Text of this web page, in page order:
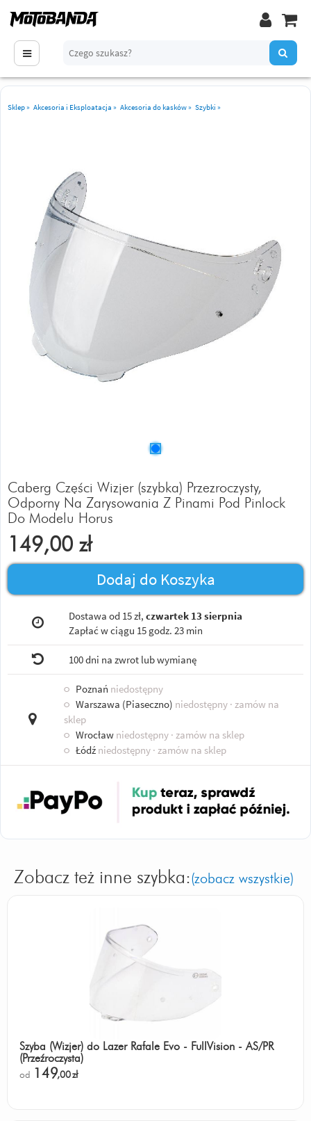
Sklep» Akcesoria i Eksploatacja » Akcesoria do kasków» Szybki »
Caberg Części Wizjer (szybka) Przezroczysty,
Odporny Na Zarysowania Z Pinami Pod Pinlock
Do Modelu Horus
149,00 zł
Dodaj do Koszyka
Dostawa od 15 zł, czwartek 13 sierpnia
Zapłać w ciągu 15 godz. 23 min
100 dni na zwrot lub wymianę
○ Poznań niedostępny
○ Warszawa (Piaseczno) niedostępny · zamów na
sklep
○ Wrocław niedostępny · zamów na sklep
○ Łódź niedostępny · zamów na sklep
Zobacz też inne szybka:(zobacz wszystkie)
Szyba (Wizjer) do Lazer Rafale Evo - FullVision - AS/PR
(Przeźroczysta)
od 149,00zł